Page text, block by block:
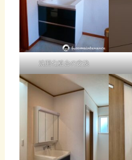
洗面化粧台の交換